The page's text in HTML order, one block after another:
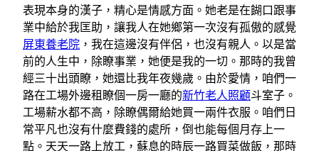
表現本身的漢子，精心是情感方面。她老是在餬口跟事
業中給於我匡助，讓我人在她鄉第一次沒有孤傲的感覺
屏東養老院 ，我在這邊沒有伴侶，也沒有親人。以是當
前的人生中，除瞭事業，她便是我的一切。那時的我曾
經三十出頭瞭，她還比我年夜幾歲。由於愛情，咱們一
路在工場外邊租瞭個一房一廳的新竹老人照顧斗室子。
工場薪水都不高，除瞭偶爾給她買一兩件衣服。咱們日
常平凡也沒有什麼費錢的處所，倒也能每個月存上一
點。天天一路上放工，蘇息的時辰一路買菜做飯，那時